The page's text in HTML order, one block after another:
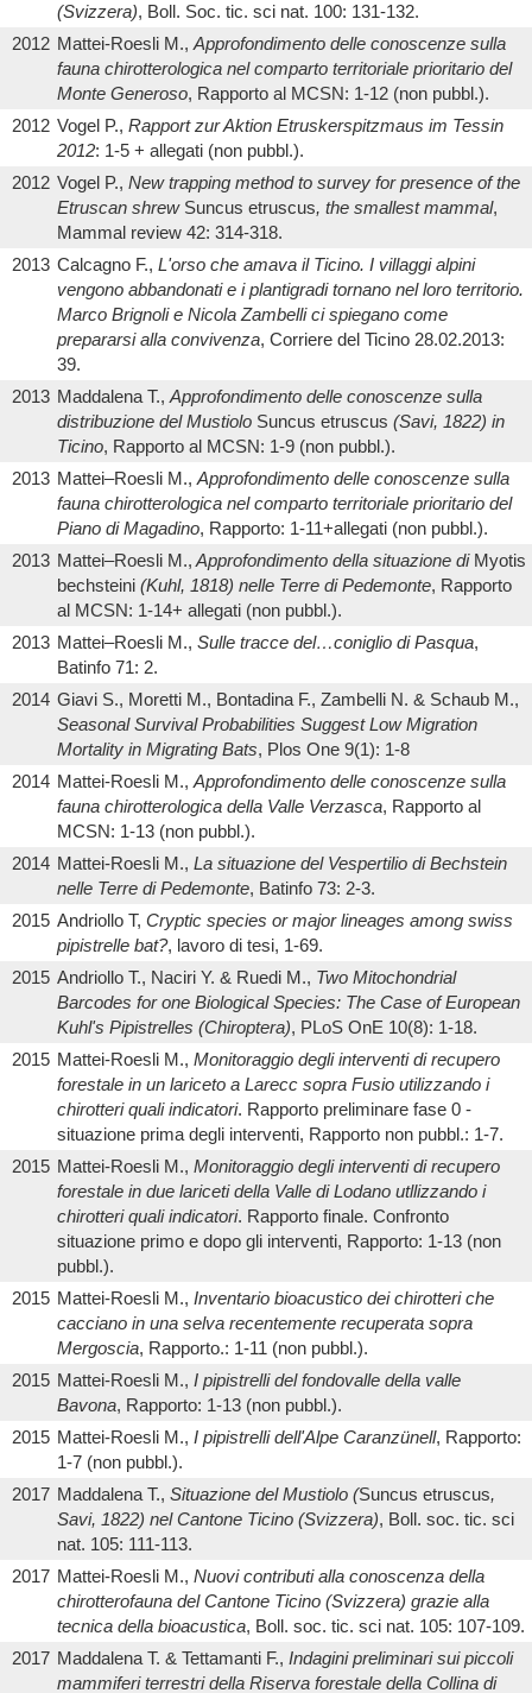
(Svizzera), Boll. Soc. tic. sci nat. 100: 131-132.
2012 Mattei-Roesli M., Approfondimento delle conoscenze sulla
fauna chirotterologica nel comparto territoriale prioritario del
Monte Generoso, Rapporto al MCSN: 1-12 (non pubbl.).
2012 Vogel P., Rapport zur Aktion Etruskerspitzmaus im Tessin
2012: 1-5 + allegati (non pubbl.).
2012 Vogel P., New trapping method to survey for presence of the
Etruscan shrew Suncus etruscus, the smallest mammal,
Mammal review 42: 314-318.
2013 Calcagno F., L'orso che amava il Ticino. I villaggi alpini
vengono abbandonati e i plantigradi tornano nel loro territorio.
Marco Brignoli e Nicola Zambelli ci spiegano come
prepararsi alla convivenza, Corriere del Ticino 28.02.2013:
39.
2013 Maddalena T., Approfondimento delle conoscenze sulla
distribuzione del Mustiolo Suncus etruscus (Savi, 1822) in
Ticino, Rapporto al MCSN: 1-9 (non pubbl.).
2013 Mattei–Roesli M., Approfondimento delle conoscenze sulla
fauna chirotterologica nel comparto territoriale prioritario del
Piano di Magadino, Rapporto: 1-11+allegati (non pubbl.).
2013 Mattei–Roesli M., Approfondimento della situazione di Myotis
bechsteini (Kuhl, 1818) nelle Terre di Pedemonte, Rapporto
al MCSN: 1-14+ allegati (non pubbl.).
2013 Mattei–Roesli M., Sulle tracce del…coniglio di Pasqua,
Batinfo 71: 2.
2014 Giavi S., Moretti M., Bontadina F., Zambelli N. & Schaub M.,
Seasonal Survival Probabilities Suggest Low Migration
Mortality in Migrating Bats, Plos One 9(1): 1-8
2014 Mattei-Roesli M., Approfondimento delle conoscenze sulla
fauna chirotterologica della Valle Verzasca, Rapporto al
MCSN: 1-13 (non pubbl.).
2014 Mattei-Roesli M., La situazione del Vespertilio di Bechstein
nelle Terre di Pedemonte, Batinfo 73: 2-3.
2015 Andriollo T, Cryptic species or major lineages among swiss
pipistrelle bat?, lavoro di tesi, 1-69.
2015 Andriollo T., Naciri Y. & Ruedi M., Two Mitochondrial
Barcodes for one Biological Species: The Case of European
Kuhl's Pipistrelles (Chiroptera), PLoS OnE 10(8): 1-18.
2015 Mattei-Roesli M., Monitoraggio degli interventi di recupero
forestale in un lariceto a Larecc sopra Fusio utilizzando i
chirotteri quali indicatori. Rapporto preliminare fase 0 -
situazione prima degli interventi, Rapporto non pubbl.: 1-7.
2015 Mattei-Roesli M., Monitoraggio degli interventi di recupero
forestale in due lariceti della Valle di Lodano utllizzando i
chirotteri quali indicatori. Rapporto finale. Confronto
situazione primo e dopo gli interventi, Rapporto: 1-13 (non
pubbl.).
2015 Mattei-Roesli M., Inventario bioacustico dei chirotteri che
cacciano in una selva recentemente recuperata sopra
Mergoscia, Rapporto.: 1-11 (non pubbl.).
2015 Mattei-Roesli M., I pipistrelli del fondovalle della valle
Bavona, Rapporto: 1-13 (non pubbl.).
2015 Mattei-Roesli M., I pipistrelli dell'Alpe Caranzünell, Rapporto:
1-7 (non pubbl.).
2017 Maddalena T., Situazione del Mustiolo (Suncus etruscus,
Savi, 1822) nel Cantone Ticino (Svizzera), Boll. soc. tic. sci
nat. 105: 111-113.
2017 Mattei-Roesli M., Nuovi contributi alla conoscenza della
chirotterofauna del Cantone Ticino (Svizzera) grazie alla
tecnica della bioacustica, Boll. soc. tic. sci nat. 105: 107-109.
2017 Maddalena T. & Tettamanti F., Indagini preliminari sui piccoli
mammiferi terrestri della Riserva forestale della Collina di